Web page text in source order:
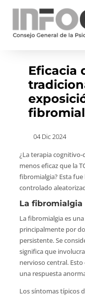
Eficacia
04 Dic 2024
¿La terapia cognitivo-
menos eficaz que la
fibromialgia? Esta
controlado
La fibromialgia
La fibromialgia es
principalmente por
persistente. Se
significa que
nervioso central.
una respuesta
Los síntomas típicos